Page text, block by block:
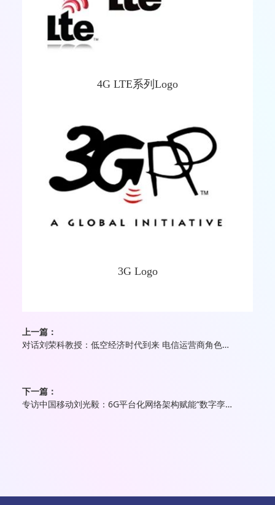
4G LTE系列Logo
3G Logo
上一篇：
对话刘荣科教授：低空经济时代到来 电信运营商角色关键
下一篇：
专访中国移动刘光毅：6G平台化网络架构赋能“数字孪生、智慧泛在”